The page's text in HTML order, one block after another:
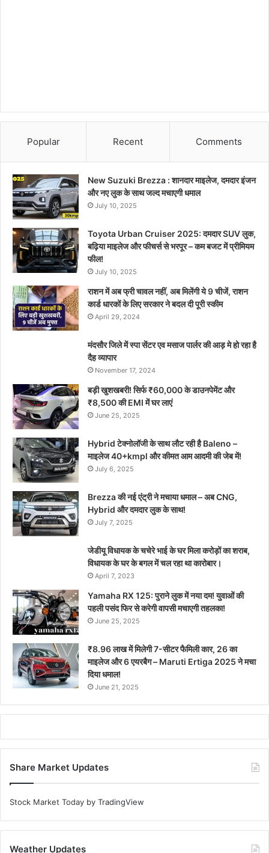
Popular Recent Comments
New Suzuki Brezza : शानदार माइलेज, दमदार इंजन
और नए लुक के साथ जल्द मचाएगी धमाल
July 10, 2025
Toyota Urban Cruiser 2025: दमदार SUV लुक,
बढ़िया माइलेज और फीचर्स से भरपूर – कम बजट में प्रीमियम
फील!
July 10, 2025
राशन में अब फ्री चावल नहीं, अब मिलेंगी ये 9 चीजें, राशन
कार्ड धारकों के लिए सरकार ने बदल दी पूरी स्कीम
April 29, 2024
मंदसौर जिले में स्पा सेंटर एव मसाज पार्लर की आड़ मे हो रहा है
दैह व्यापार
November 17, 2024
बड़ी खुशखबरी! सिर्फ ₹60,000 के डाउनपेमेंट और
₹8,500 की EMI में घर लाएं
June 25, 2025
Hybrid टेक्नोलॉजी के साथ लौट रही है Baleno –
माइलेज 40+kmpl और कीमत आम आदमी की जेब में!
July 6, 2025
Brezza की नई एंट्री ने मचाया धमाल – अब CNG,
Hybrid और दमदार लुक के साथ!
July 7, 2025
जेडीयू विधायक के चचेरे भाई के घर मिला करोड़ों का शराब,
विधायक के घर के बगल में चल रहा था कारोबार।
April 7, 2023
Yamaha RX 125: पुराने लुक में नया दम! युवाओं की
पहली पसंद फिर से करेगी वापसी मचाएगी तहलका!
June 25, 2025
₹8.96 लाख में मिलेगी 7-सीटर फैमिली कार, 26 का
माइलेज और 6 एयरबैग – Maruti Ertiga 2025 ने मचा
दिया धमाल!
June 21, 2025
Share Market Updates
Stock Market Today by TradingView
Weather Updates